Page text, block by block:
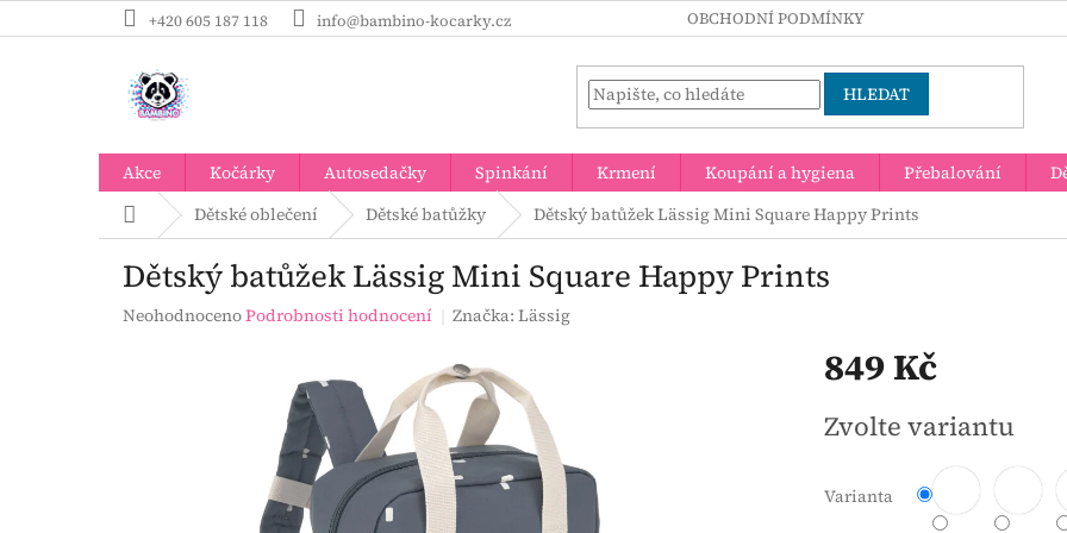
na
+420 605 187 118 info@bambino-kocarky.cz OBCHODNÍ PODMÍNKY
HLEDAT
Akce Kočárky Autosedačky Spinkání Krmení Koupání a hygiena Přebalování
Domů Dětské oblečení Dětské batůžky Dětský batůžek Lässig Mini Square Happy Prints
Dětský batůžek Lässig Mini Square Happy Prints
Průměrné
NeohodnocenoPodrobnosti hodnocení Značka:Lässig
849 Kč
cena:
Zvolte variantu
Varianta